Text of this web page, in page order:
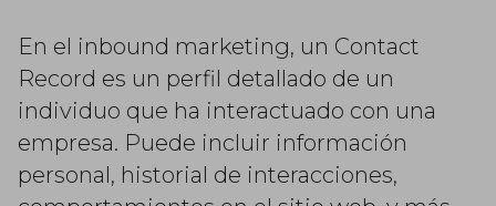
En el inbound marketing, un Contact
Record es un perfil detallado de un
individuo que ha interactuado con una
empresa. Puede incluir información
personal, historial de interacciones,